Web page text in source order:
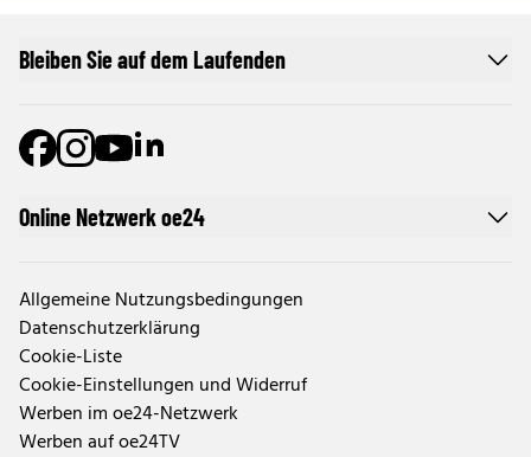
Online Netzwerk oe24
Allgemeine Nutzungsbedingungen
Datenschutzerklärung
Cookie-Liste
Cookie-Einstellungen und Widerruf
Werben im oe24-Netzwerk
Werben auf oe24TV
Bleiben Sie auf dem Laufenden